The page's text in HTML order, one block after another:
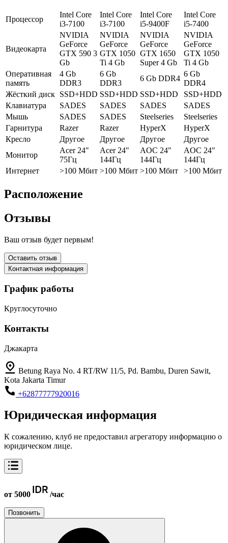
Процессор
Intel Core
i3-7100
Intel Core
i3-7100
Intel Core
i5-9400F
Intel Core
i5-7400
Видеокарта
NVIDIA
GeForce
GTX 590 3
Gb
NVIDIA
GeForce
GTX 1050
Ti 4 Gb
NVIDIA
GeForce
GTX 1650
Super 4 Gb
NVIDIA
GeForce
GTX 1050
Ti 4 Gb
Оперативная
память
4 Gb
DDR3
6 Gb
DDR3
6 Gb DDR4
6 Gb
DDR4
Жёсткий диск SSD+HDD SSD+HDD SSD+HDD
SSD+HDD
Клавиатура
SADES SADES SADES
SADES
Мышь
SADES SADES Steelseries
Steelseries
Гарнитура
Razer Razer HyperX
HyperX
Кресло
Другое Другое Другое
Другое
Монитор
Acer 24"
75Гц
Acer 24"
144Гц
AOC 24"
144Гц
AOC 24"
144Гц
Интернет
>100 Мбит >100 Мбит >100 Мбит >100 Мбит
Расположение
Отзывы
Ваш отзыв будет первым!
Оставить отзыв
Контактная информация
График работы
Круглосуточно
Контакты
Джакарта
Betung Raya No. 4 RT/RW 11/5, Pd. Bambu, Duren Sawit,
Kota Jakarta Timur
+62877777920016
Юридическая информация
К сожалению, клуб не предоставил агрегатору информацию о
юридическом лице.
от 5000 /час
Позвонить